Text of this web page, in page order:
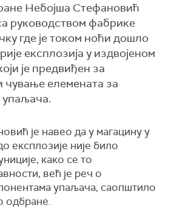
Небојша Стефановић
руководством фабрике
где је током ноћи дошло
експлозија у издвојеном
је предвиђен за
елемената за
је навео да у магацину у
експлозије није било
како се то
већ је реч о
упаљача, саопштило
одбране.